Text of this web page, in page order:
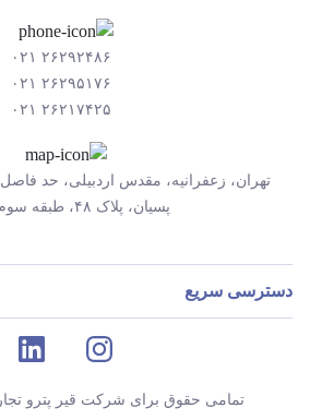
۲۶۲۹۲۴۸۶ ۰۲۱
۲۶۲۹۵۱۷۶ ۰۲۱
۲۶۲۱۷۴۲۵ ۰۲۱
تهران، زعفرانیه، مقدس اردبیلی، حد فاصل
پسیان، پلاک ۴۸، طبقه سوم جنوبی
دسترسی سریع
تمامی حقوق برای شرکت قیر پترو